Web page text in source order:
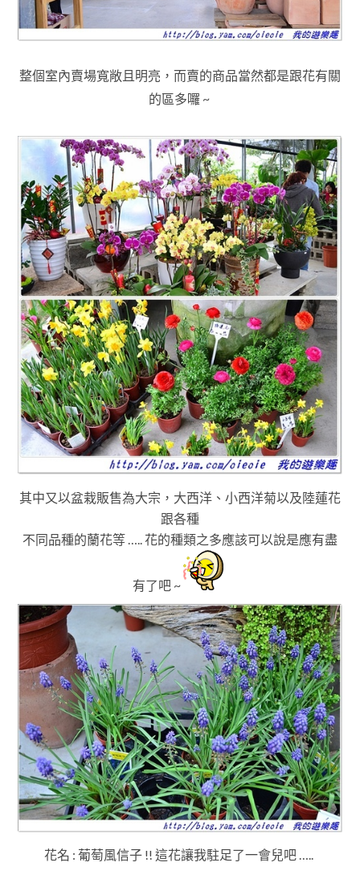
整個室內賣場寬敞且明亮 ，而賣的商品當然都是跟花有關
的區多囉 ~
其中又以盆栽販售為大宗 ， 大西洋 、小西洋菊以及陸蓮花
跟各種
不同品種的蘭花等 ….. 花的種類之多應該可以說是應有盡
有了吧 ~
花名 : 葡萄風信子 !! 這花讓我駐足了一會兒吧 …..